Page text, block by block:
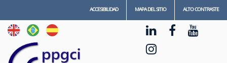
ACCESIBILIDAD MAPA DEL SITIO ALTO CONTRASTE